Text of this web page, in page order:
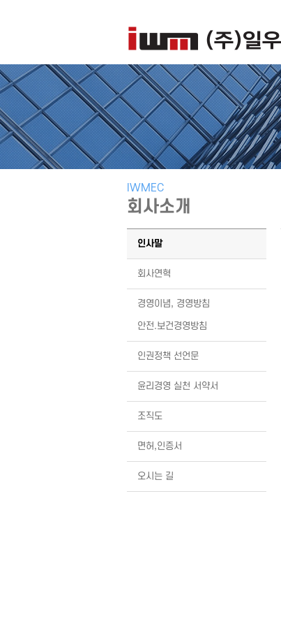
IWMEC
회사소개
인사말
회사연혁
경영이념, 경영방침
안전.보건경영방침
인권정책 선언문
윤리경영 실천 서약서
조직도
면허,인증서
오시는 길